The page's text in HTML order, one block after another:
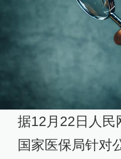
据12月22日人民
国家医保局针对